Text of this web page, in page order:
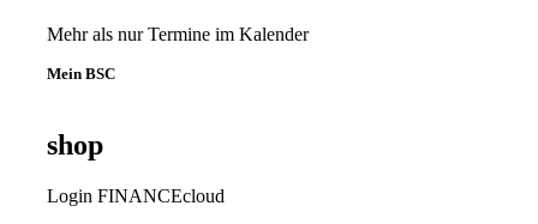
Mehr als nur Termine im Kalender
Mein BSC
shop
Login FINANCEcloud